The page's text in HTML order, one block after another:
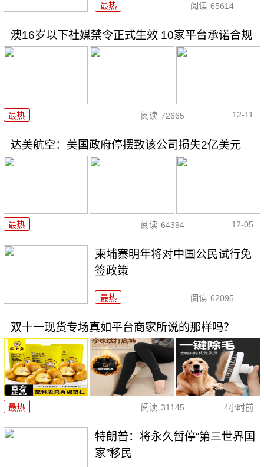
最热 阅读 65614
澳16岁以下社媒禁令正式生效 10家平台承诺合规
最热 阅读 72665 12-11
达美航空：美国政府停摆致该公司损失2亿美元
最热 阅读 64394 12-05
柬埔寨明年将对中国公民试行免
签政策
最热 阅读 62095
双十一现货专场真如平台商家所说的那样吗？
最热 阅读 31145 4小时前
特朗普：将永久暂停“第三世界国
家”移民